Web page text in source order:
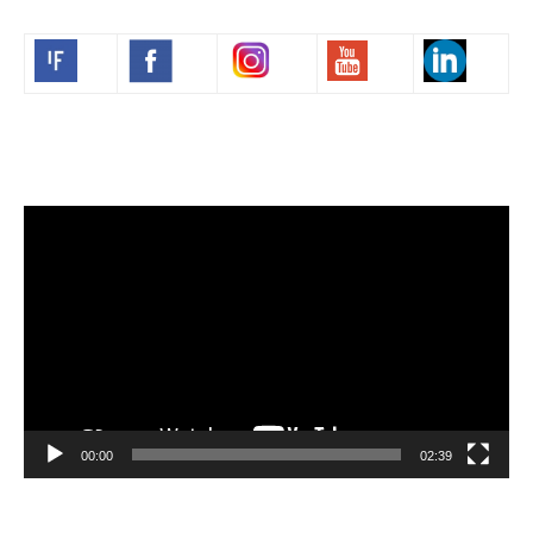
00:00 02:39